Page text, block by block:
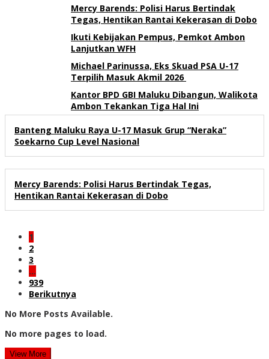
Mercy Barends: Polisi Harus Bertindak
Tegas, Hentikan Rantai Kekerasan di Dobo
Ikuti Kebijakan Pempus, Pemkot Ambon
Lanjutkan WFH
Michael Parinussa, Eks Skuad PSA U-17
Terpilih Masuk Akmil 2026
Kantor BPD GBI Maluku Dibangun, Walikota
Ambon Tekankan Tiga Hal Ini
Banteng Maluku Raya U-17 Masuk Grup “Neraka”
Soekarno Cup Level Nasional
Mercy Barends: Polisi Harus Bertindak Tegas,
Hentikan Rantai Kekerasan di Dobo
1
2
3
…
939
Berikutnya
No More Posts Available.
No more pages to load.
View More